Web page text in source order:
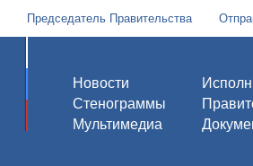
Председатель Правительства
Новости
Стенограммы
Мультимедиа